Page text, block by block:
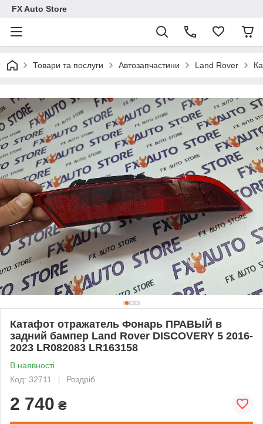
FX Auto Store
Товари та послуги Автозапчастини Land Rover
Катафот отражатель Фонарь ПРАВЫЙ в
задний бампер Land Rover DISCOVERY 5 2016-
2023 LR082083 LR163158
В наявності
Код: 32711
Роздріб
2 740 ₴